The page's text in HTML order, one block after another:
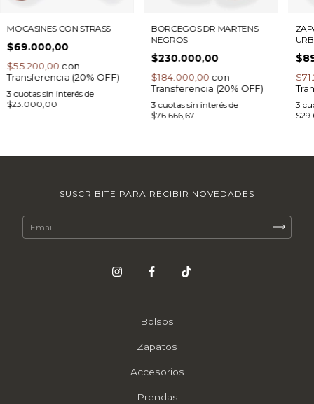
MOCASINES CON STRASS
$69.000,00
$55.200,00con
Transferencia (20% OFF)
3 cuotas sin interés de
$23.000,00
BORCEGOS DR MARTENS
NEGROS
$230.000,00
$184.000,00con
Transferencia (20% OFF)
3 cuotas sin interés de
$76.666,67
3
SUSCRIBITE PARA RECIBIR NOVEDADES
Bolsos
Zapatos
Accesorios
Prendas